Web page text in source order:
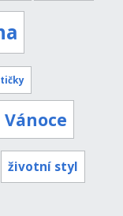
Vánoce
životní styl